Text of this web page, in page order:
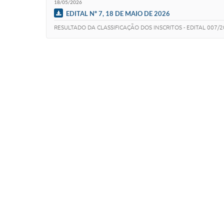
18/05/2026
EDITAL Nº 7, 18 DE MAIO DE 2026
RESULTADO DA CLASSIFICAÇÃO DOS INSCRITOS - EDITAL 007/